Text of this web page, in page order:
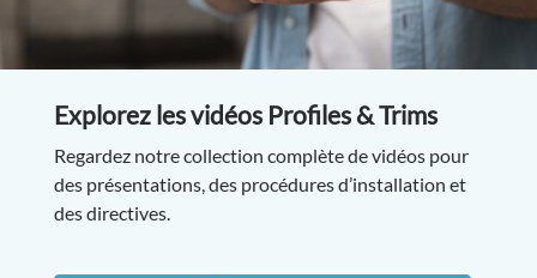
Explorez les vidéos Profiles & Trims
Regardez notre collection complète de vidéos pour
des présentations, des procédures d’installation et
des directives.